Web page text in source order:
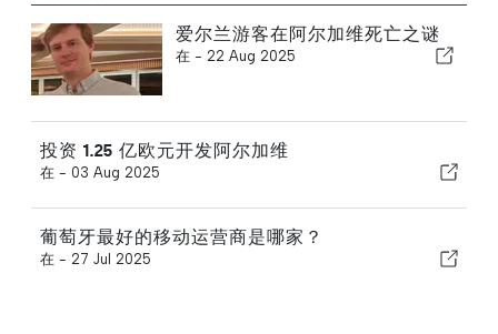
爱尔兰游客在阿尔加维死亡之谜
在 - 22 Aug 2025
投资 1.25 亿欧元开发阿尔加维
在 - 03 Aug 2025
葡萄牙最好的移动运营商是哪家？
在 - 27 Jul 2025